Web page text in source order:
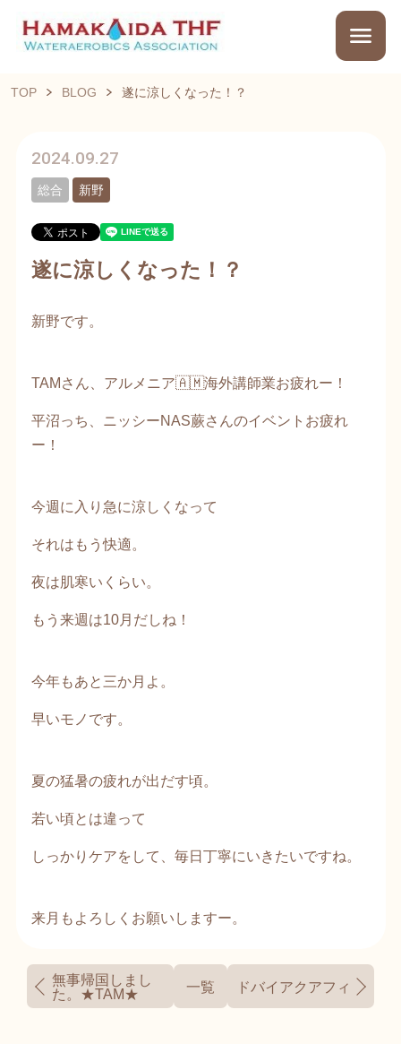
TOP BLOG 遂に涼しくなった！？
2024.09.27
総合 新野
遂に涼しくなった！？
新野です。
TAMさん、アルメニア🇦🇲海外講師業お疲れー！
平沼っち、ニッシーNAS蕨さんのイベントお疲れ
ー！
今週に入り急に涼しくなって
それはもう快適。
夜は肌寒いくらい。
もう来週は10月だしね！
今年もあと三か月よ。
早いモノです。
夏の猛暑の疲れが出だす頃。
若い頃とは違って
しっかりケアをして、毎日丁寧にいきたいですね。
来月もよろしくお願いしますー。
無事帰国しまし
た。★TAM★
一覧 ドバイアクアフィットネ